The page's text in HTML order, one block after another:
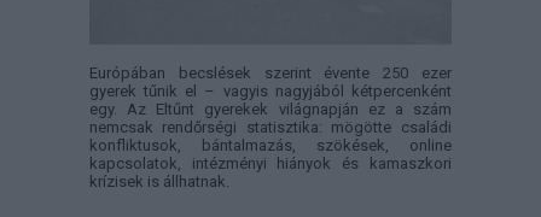
Európában becslések szerint évente 250 ezer
gyerek tűnik el – vagyis nagyjából kétpercenként
egy. Az Eltűnt gyerekek világnapján ez a szám
nemcsak rendőrségi statisztika: mögötte családi
konfliktusok, bántalmazás, szökések, online
kapcsolatok, intézményi hiányok és kamaszkori
krízisek is állhatnak.